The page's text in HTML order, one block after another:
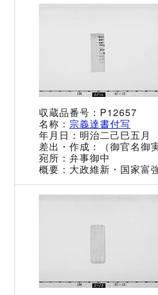
P12657
宗義達書付写
明治二己巳五月
（御官名御
弁事御中
大政維新・国家